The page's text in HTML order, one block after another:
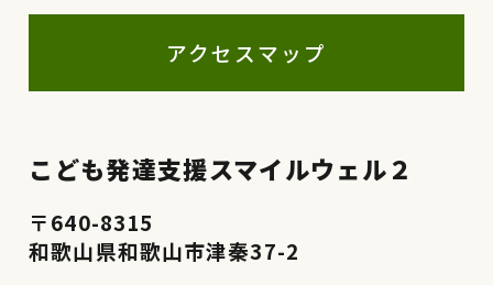
アクセスマップ
こども発達支援スマイルウェル２
〒640-8315
和歌山県和歌山市津秦37-2